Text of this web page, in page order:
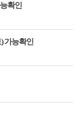
확인
가능확인